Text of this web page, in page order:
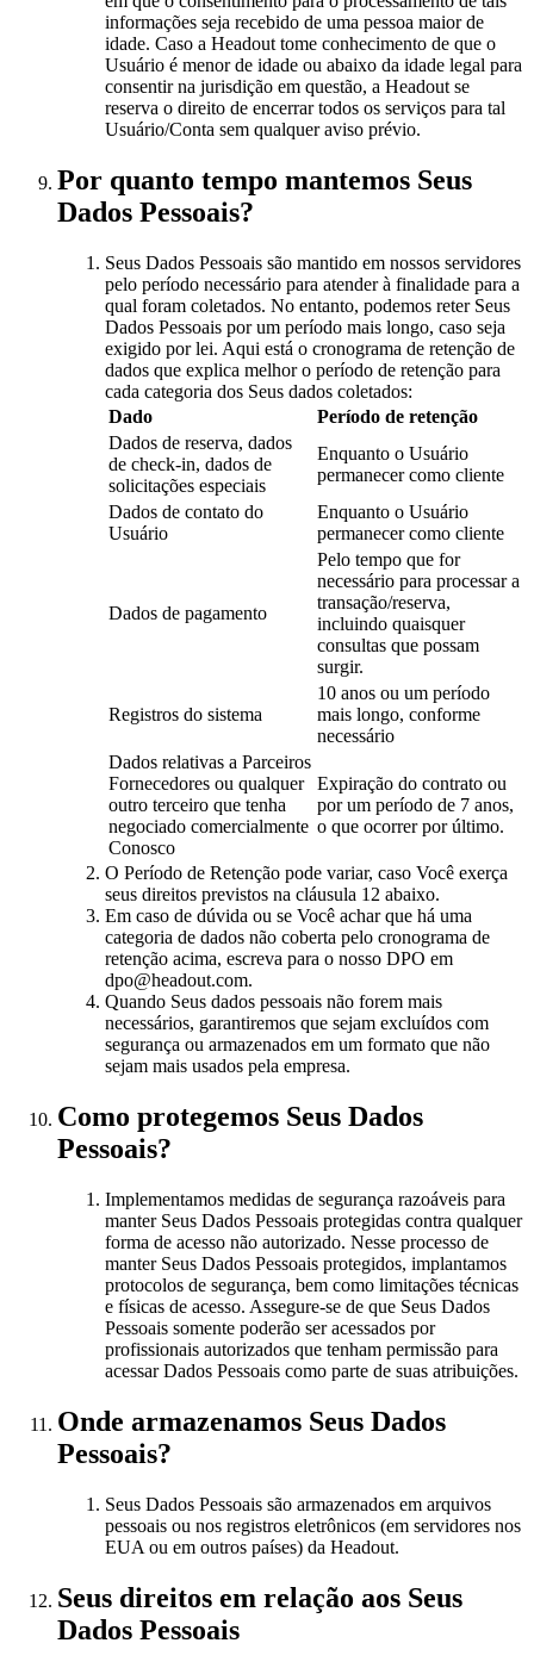
informações seja recebido de uma pessoa maior de
idade. Caso a Headout tome conhecimento de que o
Usuário é menor de idade ou abaixo da idade legal para
consentir na jurisdição em questão, a Headout se
reserva o direito de encerrar todos os serviços para tal
Usuário/Conta sem qualquer aviso prévio.
Por quanto tempo mantemos Seus
Dados Pessoais?
Seus Dados Pessoais são mantido em nossos servidores
pelo período necessário para atender à finalidade para a
qual foram coletados. No entanto, podemos reter Seus
Dados Pessoais por um período mais longo, caso seja
exigido por lei. Aqui está o cronograma de retenção de
dados que explica melhor o período de retenção para
cada categoria dos Seus dados coletados:
Dado
Período de retenção
Dados de reserva, dados
de check-in, dados de
solicitações especiais
Enquanto o Usuário
permanecer como cliente
Dados de contato do
Usuário
Enquanto o Usuário
permanecer como cliente
Dados de pagamento
Pelo tempo que for
necessário para processar a
transação/reserva,
incluindo quaisquer
consultas que possam
surgir.
Registros do sistema
10 anos ou um período
mais longo, conforme
necessário
Dados relativas a Parceiros
Fornecedores ou qualquer
outro terceiro que tenha
negociado comercialmente
Conosco
Expiração do contrato ou
por um período de 7 anos,
o que ocorrer por último.
O Período de Retenção pode variar, caso Você exerça
seus direitos previstos na cláusula 12 abaixo.
Em caso de dúvida ou se Você achar que há uma
categoria de dados não coberta pelo cronograma de
retenção acima, escreva para o nosso DPO em
dpo@headout.com.
Quando Seus dados pessoais não forem mais
necessários, garantiremos que sejam excluídos com
segurança ou armazenados em um formato que não
sejam mais usados pela empresa.
Como protegemos Seus Dados
Pessoais?
Implementamos medidas de segurança razoáveis para
manter Seus Dados Pessoais protegidas contra qualquer
forma de acesso não autorizado. Nesse processo de
manter Seus Dados Pessoais protegidos, implantamos
protocolos de segurança, bem como limitações técnicas
e físicas de acesso. Assegure-se de que Seus Dados
Pessoais somente poderão ser acessados por
profissionais autorizados que tenham permissão para
acessar Dados Pessoais como parte de suas atribuições.
Onde armazenamos Seus Dados
Pessoais?
Seus Dados Pessoais são armazenados em arquivos
pessoais ou nos registros eletrônicos (em servidores nos
EUA ou em outros países) da Headout.
Seus direitos em relação aos Seus
Dados Pessoais